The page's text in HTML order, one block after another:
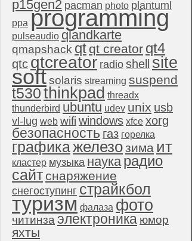
p15gen2 pacman photo plantuml
ppa programming
pulseaudio qlandkarte
qmapshack qt qt creator qt4
qtc qtcreator radio shell site
softsolaris streaming suspend
t530thinkpad threadx
thunderbird ubuntu udev unix usb
vl-lug web wifi windows xfce xorg
безопасность газ горелка
графикажелезозима ит
кластер музыка наука радио
сайт снаряжение
снегоступинг страйкбол
туризм фалаза фото
читинзаэлектроника юмор
яхты